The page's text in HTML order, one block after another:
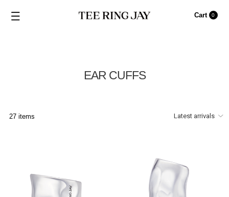
Cart 0
EAR CUFFS
27 items